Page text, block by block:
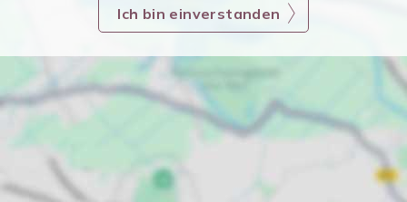
Ich bin einverstanden